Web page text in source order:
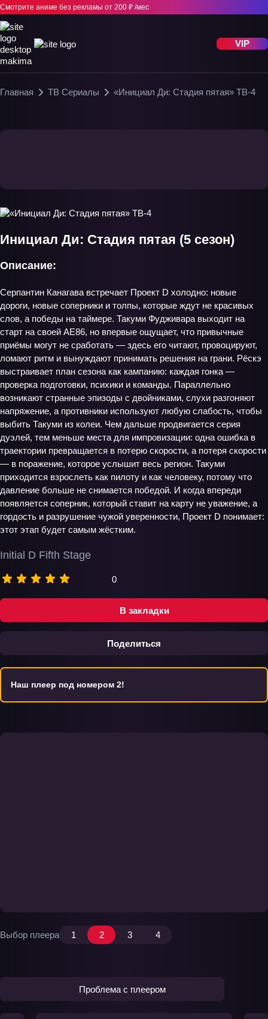
Смотрите аниме без рекламы от 200 ₽ /мес
VIP
Главная ТВ Сериалы «Инициал Ди: Стадия пятая» ТВ-4
В закладки
Поделиться
Инициал Ди: Стадия пятая (5 сезон)
Initial D Fifth Stage
0
Описание:
Серпантин Канагава встречает Проект D холодно: новые
дороги, новые соперники и толпы, которые ждут не красивых
слов, а победы на таймере. Такуми Фудживара выходит на
старт на своей AE86, но впервые ощущает, что привычные
приёмы могут не сработать — здесь его читают, провоцируют,
ломают ритм и вынуждают принимать решения на грани. Рёскэ
выстраивает план сезона как кампанию: каждая гонка —
проверка подготовки, психики и команды. Параллельно
возникают странные эпизоды с двойниками, слухи разгоняют
напряжение, а противники используют любую слабость, чтобы
выбить Такуми из колеи. Чем дальше продвигается серия
дуэлей, тем меньше места для импровизации: одна ошибка в
траектории превращается в потерю скорости, а потеря скорости
— в поражение, которое услышит весь регион. Такуми
приходится взрослеть как пилоту и как человеку, потому что
давление больше не снимается победой. И когда впереди
появляется соперник, который ставит на карту не уважение, а
гордость и разрушение чужой уверенности, Проект D понимает:
этот этап будет самым жёстким.
Наш плеер под номером 2!
Выбор плеера 1 2 3 4
Проблема с плеером